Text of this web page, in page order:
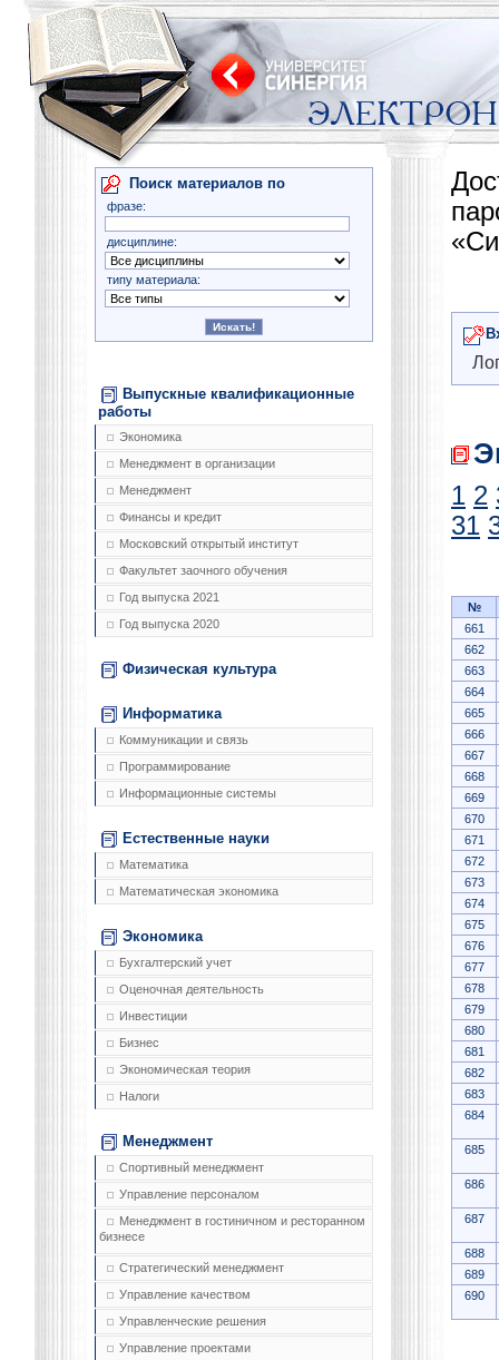
Поиск материалов по
фразе:
дисциплине:
типу материала:
Выпускные квалификационные
работы
Экономика
Менеджмент в организации
Менеджмент
Финансы и кредит
Московский открытый институт
Факультет заочного обучения
Год выпуска 2021
Год выпуска 2020
Физическая культура
Информатика
Коммуникации и связь
Программирование
Информационные системы
Естественные науки
Математика
Математическая экономика
Экономика
Бухгалтерский учет
Оценочная деятельность
Инвестиции
Бизнес
Экономическая теория
Налоги
Менеджмент
Спортивный менеджмент
Управление персоналом
Менеджмент в гостиничном и ресторанном
бизнесе
Стратегический менеджмент
Управление качеством
Управленческие решения
Управление проектами
1 2
31
№
661
662
663
664
665
666
667
668
669
670
671
672
673
674
675
676
677
678
679
680
681
682
683
684
685
686
687
688
689
690